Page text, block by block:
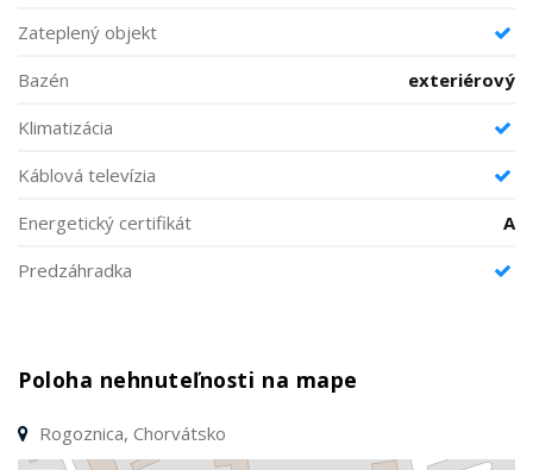
Zateplený objekt
Bazén
exteriérový
Klimatizácia
Káblová televízia
Energetický certifikát
A
Predzáhradka
Poloha nehnuteľnosti na mape
Rogoznica, Chorvátsko